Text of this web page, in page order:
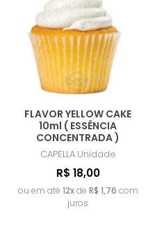
FLAVOR YELLOW CAKE
10ml ( ESSÊNCIA
CONCENTRADA )
CAPELLA Unidade
R$ 18,00
ou em até 12xde R$ 1,76 com
juros